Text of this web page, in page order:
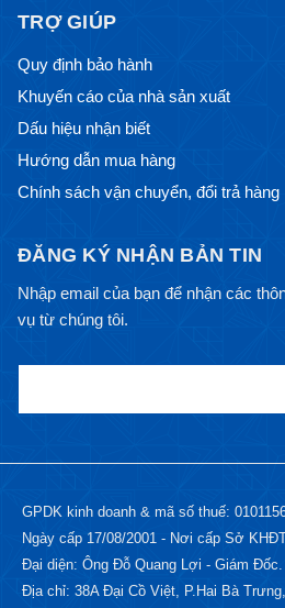
TRỢ GIÚP
Quy định bảo hành
Khuyến cáo của nhà sản xuất
Dấu hiệu nhận biết
Hướng dẫn mua hàng
Chính sách vận chuyển, đổi trả hàng
ĐĂNG KÝ NHẬN BẢN TIN
Nhập email của bạn để nhận các
vụ từ chúng tôi.
GPDK kinh doanh & mã số thuế:
Ngày cấp 17/08/2001 - Nơi cấp Sở
Đại diện: Ông Đỗ Quang Lợi - Giám Đốc.
Địa chỉ: 38A Đại Cồ Việt, P.Hai Bà